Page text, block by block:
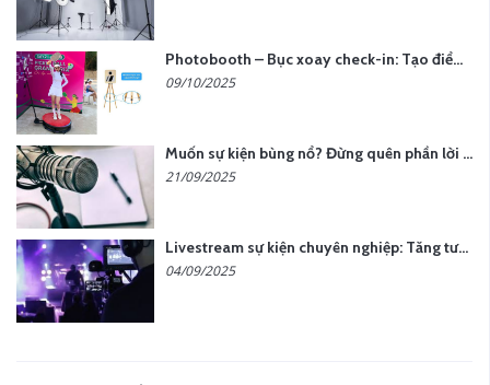
Photobooth – Bục xoay check-in: Tạo điểm nhấn cho sự kiện của bạn
09/10/2025
Muốn sự kiện bùng nổ? Đừng quên phần lời hát đậm chất riêng
21/09/2025
Livestream sự kiện chuyên nghiệp: Tăng tương tác, nâng tầm thương hiệu
04/09/2025